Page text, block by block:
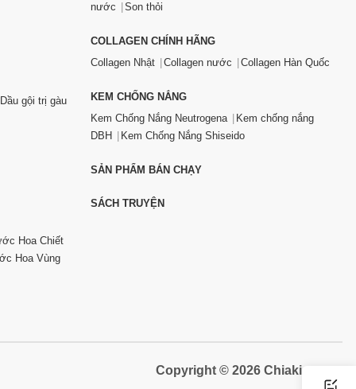
Dầu gội trị gàu
Hoa Chiết
Hoa Vùng
nước
Son thỏi
COLLAGEN CHÍNH HÃNG
Collagen Nhật
Collagen nước Collagen Hàn Quốc
KEM CHỐNG NẮNG
Kem Chống Nắng Neutrogena
Kem chống nắng
DBH
Kem Chống Nắng Shiseido
SẢN PHẨM BÁN CHẠY
SÁCH TRUYỆN
Copyright © 2026 Chiaki.vn